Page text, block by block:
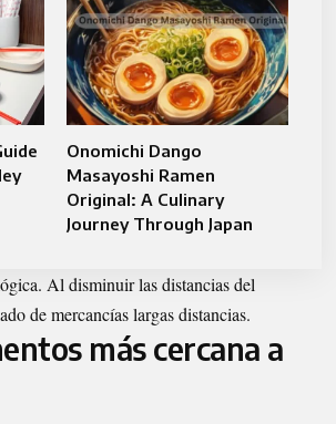
Onomichi Dango
Masayoshi Ramen
Original: A Culinary
Journey Through Japan
Al disminuir las distancias del
de mercancías largas distancias.
más cercana a